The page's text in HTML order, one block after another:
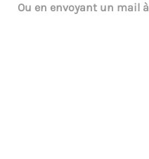
Ou en envoyant un mail à